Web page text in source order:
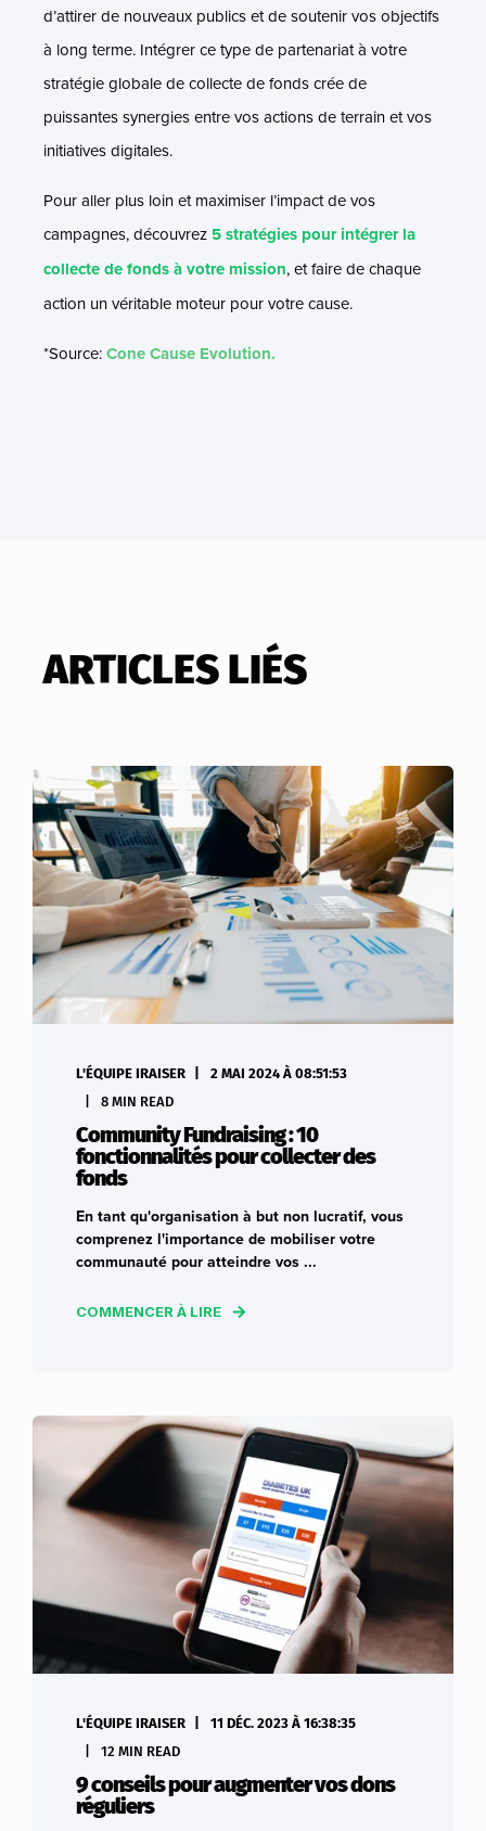
d’attirer de nouveaux publics et de soutenir vos objectifs
à long terme. Intégrer ce type de partenariat à votre
stratégie globale de collecte de fonds crée de
puissantes synergies entre vos actions de terrain et vos
initiatives digitales.
Pour aller plus loin et maximiser l’impact de vos
campagnes, découvrez 5 stratégies pour intégrer la
collecte de fonds à votre mission, et faire de chaque
action un véritable moteur pour votre cause.
*Source:Cone Cause Evolution.
ARTICLES LIÉS
L'ÉQUIPE IRAISER
2 MAI 2024 À 08:51:53
8 MIN READ
Community Fundraising : 10
fonctionnalités pour collecter des
fonds
En tant qu'organisation à but non lucratif, vous
comprenez l'importance de mobiliser votre
communauté pour atteindre vos ...
COMMENCER À LIRE
L'ÉQUIPE IRAISER
11 DÉC. 2023 À 16:38:35
12 MIN READ
9 conseils pour augmenter vos dons
réguliers